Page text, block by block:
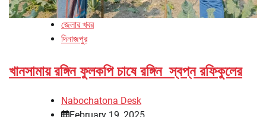
জেলার খবর
দিনাজপুর
খানসামায় রঙ্গিন ফুলকপি চাষে রঙ্গিন স্বপ্ন রফিকুলের
Nabochatona Desk